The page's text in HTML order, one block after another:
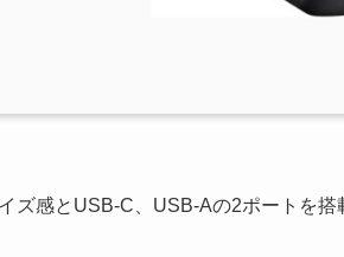
ズ感とUSB-C、USB-Aの2ポートを搭